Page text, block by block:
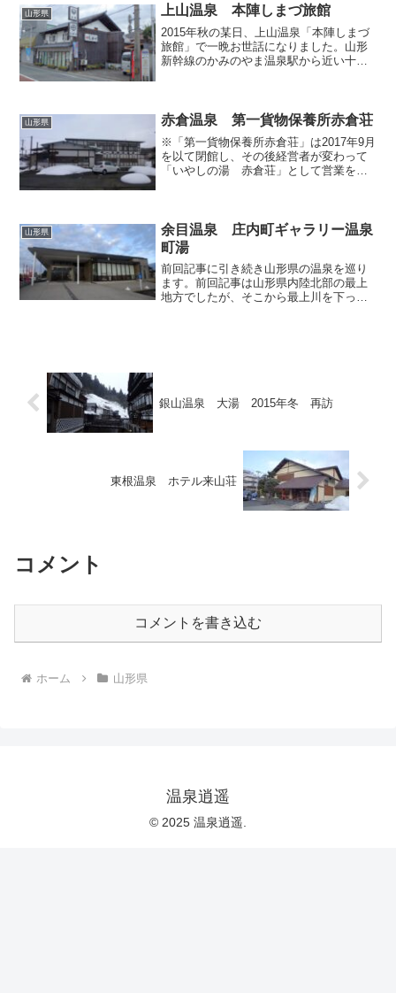
では、券売機と並んで「え...
山形県 上山温泉 本陣しまづ旅館
2015年秋の某日、上山温泉「本陣しまづ
旅館」で一晩お世話になりました。山形
新幹線のかみのやま温泉駅から近い十日
の元々の本業である酒屋...
山形県 赤倉温泉 第一貨物保養所赤倉荘
※「第一貨物保養所赤倉荘」は2017年9月
を以て閉館し、その後経営者が変わって
「いやしの湯 赤倉荘」として営業を再
ます。企業の保養施...
山形県
余目温泉 庄内町ギャラリー温泉
町湯
前回記事に引き続き山形県の温泉を巡り
ます。前回記事は山形県内陸北部の最上
地方でしたが、そこから最上川を下って
銀山温泉 大湯 2015年冬 再訪
東根温泉 ホテル来山荘
コメント
コメントを書き込む
ホーム 山形県
温泉逍遥
© 2025 温泉逍遥.